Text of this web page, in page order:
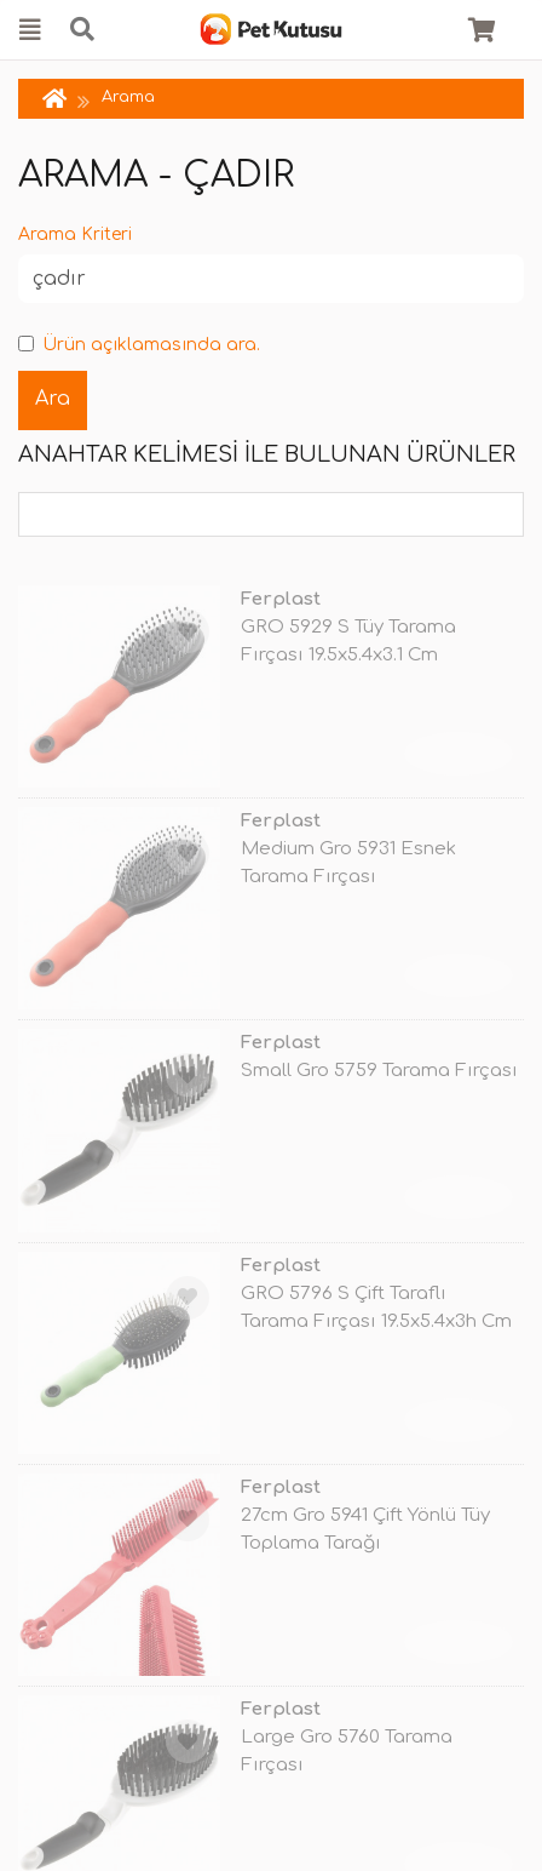
Arama
ARAMA - ÇADIR
Arama Kriteri
Ürün açıklamasında ara.
ANAHTAR KELIMESI ILE BULUNAN ÜRÜNLER
Ferplast
GRO 5929 S Tüy Tarama
Fırçası 19.5x5.4x3.1 Cm
Ferplast
Medium Gro 5931 Esnek
Tarama Fırçası
Ferplast
Small Gro 5759 Tarama Fırçası
Ferplast
GRO 5796 S Çift Taraflı
Tarama Fırçası 19.5x5.4x3h Cm
Ferplast
27cm Gro 5941 Çift Yönlü Tüy
Toplama Tarağı
Ferplast
Large Gro 5760 Tarama
Fırçası